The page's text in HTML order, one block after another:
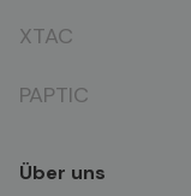
XTAC
PAPTIC
Über uns